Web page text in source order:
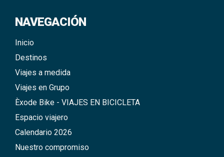
NAVEGACIÓN
Inicio
Destinos
Viajes a medida
Viajes en Grupo
Èxode Bike - VIAJES EN BICICLETA
Espacio viajero
Calendario 2026
Nuestro compromiso